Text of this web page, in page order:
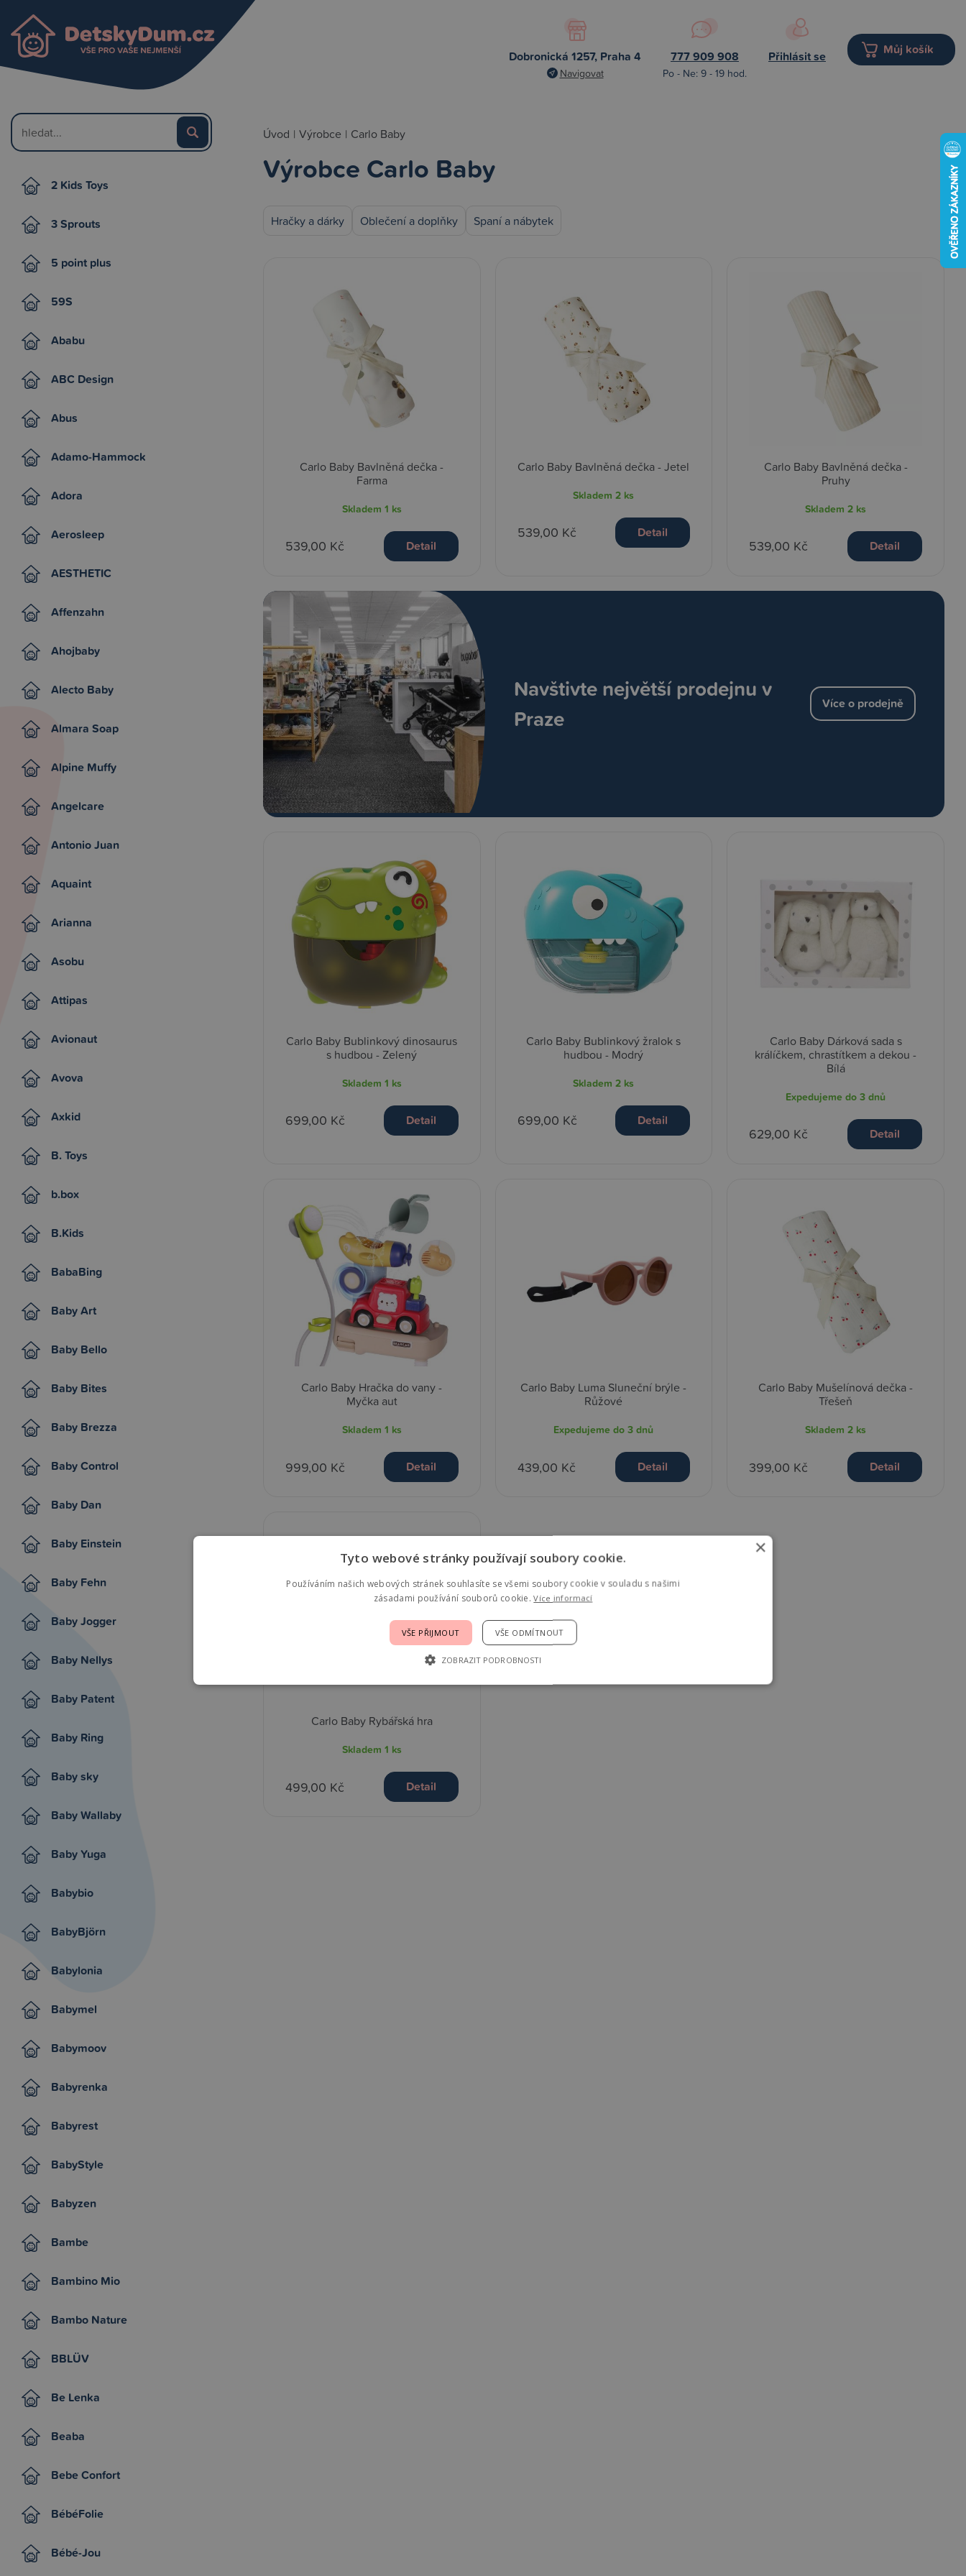
Dobronická 1257, Praha 4
Navigovat
777 909 908
Po - Ne: 9 - 19 hod.
Přihlásit se Můj košík
2 Kids Toys
3 Sprouts
5 point plus
59S
Ababu
ABC Design
Abus
Adamo-Hammock
Adora
Aerosleep
AESTHETIC
Affenzahn
Ahojbaby
Alecto Baby
Almara Soap
Alpine Muffy
Angelcare
Antonio Juan
Aquaint
Arianna
Asobu
Attipas
Avionaut
Avova
Axkid
B. Toys
b.box
B.Kids
BabaBing
Baby Art
Baby Bello
Baby Bites
Baby Brezza
Baby Control
Baby Dan
Baby Einstein
Baby Fehn
Baby Jogger
Baby Nellys
Baby Patent
Baby Ring
Baby sky
Baby Wallaby
Baby Yuga
Babybio
BabyBjörn
Babylonia
Babymel
Babymoov
Babyrenka
Babyrest
BabyStyle
Babyzen
Bambe
Bambino Mio
Bambo Nature
BBLÜV
Be Lenka
Beaba
Bebe Confort
BébéFolie
Bébé-Jou
Úvod | Výrobce | Carlo Baby
Výrobce Carlo Baby
Hračky a dárky Oblečení a doplňky Spaní a nábytek
Navštivte největší prodejnu v
Praze
Více o prodejně
Carlo Baby Bavlněná dečka -
Farma
Skladem 1 ks
539,00 Kč Detail
Carlo Baby Bavlněná dečka - Jetel
Skladem2 ks
539,00 Kč Detail
Carlo Baby Bavlněná dečka -
Pruhy
Skladem2 ks
539,00 Kč Detail
Carlo Baby Bublinkový dinosaurus
s hudbou - Zelený
Skladem 1 ks
699,00 Kč Detail
Carlo Baby Bublinkový žralok s
hudbou - Modrý
Skladem2 ks
699,00 Kč Detail
Carlo Baby Dárková sada s
králíčkem, chrastítkem a dekou -
Bílá
Expedujeme do 3 dnů
629,00 Kč Detail
Carlo Baby Hračka do vany -
Myčka aut
Skladem 1 ks
999,00 Kč Detail
Carlo Baby Luma Sluneční brýle -
Růžové
Expedujeme do 3 dnů
439,00 Kč Detail
Carlo Baby Mušelínová dečka -
Třešeň
Skladem2 ks
399,00 Kč Detail
Carlo Baby Rybářská hra
Skladem 1 ks
499,00 Kč Detail
×
Tyto webové stránky používají soubory cookie.
Používáním našich webových stránek souhlasíte se všemi soubory cookie v souladu s našimi
zásadami používání souborů cookie.Více informací
VŠE PŘIJMOUT VŠE ODMÍTNOUT
ZOBRAZIT PODROBNOSTI